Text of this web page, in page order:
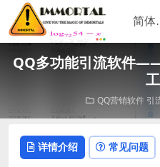
QQ多功能引流软件
QQ营销软件 引
详情介绍 常见问题